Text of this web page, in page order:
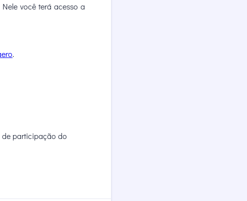
Nele você terá acesso a
.
de participação do